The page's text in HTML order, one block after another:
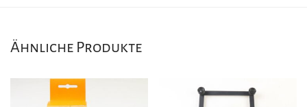
Ähnliche Produkte